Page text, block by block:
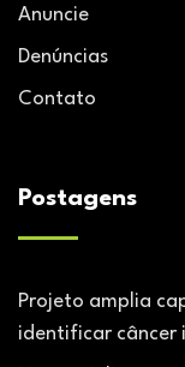
Anuncie
Denúncias
Contato
Postagens
Projeto amplia
identificar câncer